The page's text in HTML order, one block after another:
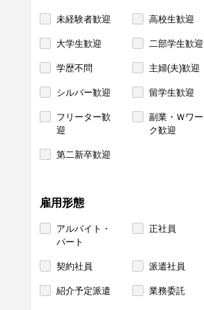
未経験者歓迎 高校生歓迎
大学生歓迎 二部学生歓迎
学歴不問 主婦(夫)歓迎
シルバー歓迎 留学生歓迎
フリーター歓
迎
副業・Ｗワー
ク歓迎
第二新卒歓迎
雇用形態
アルバイト・
パート
正社員
契約社員 派遣社員
紹介予定派遣 業務委託